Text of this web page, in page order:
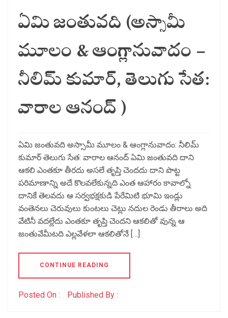
ఏమి జంతువది (అస్సామీ
మూలం & ఆంగ్లానువాదం –
నీలిమ్ కుమార్, తెలుగు సేత:
వారాల ఆనంద్ )
ఏమి జంతువది అస్సామీ మూలం & ఆంగ్లానువాదం: నీలిమ్
కుమార్ తెలుగు సేత: వారాల ఆనంద్ ఏమి జంతువది దాని
ఆకలి ఎంతకూ తీరదు అసలే తృప్తి చెందదు దాని పొట్ట
పరిమాణాన్ని అదే కొలవలేకున్నది ఎంత ఆహారం కావాల్నో
దానికే తెలవదు ఆ సర్వభక్షకుడి పేరేమిటి భూమి ఇండ్లు
వంతెనలు చెరువులు కుంటలు చెట్లు నదుల రెండు తీరాలు అది
వేటినీ వదల్లేదు ఎంతకూ తృప్తి చెందని ఆకలితో వున్న ఆ
జంతువేమీటది ఎల్లవేళలా ఆకలితోనే […]
CONTINUE READING
Posted On : Published By :